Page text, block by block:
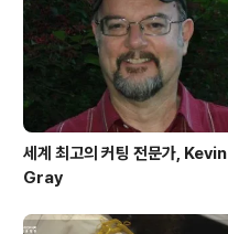
세계 최고의 커팅 전문가, Kevin
Gray